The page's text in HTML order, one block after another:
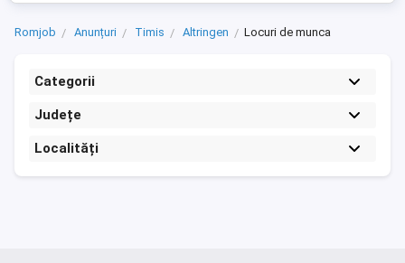
Romjob Anunțuri Timis Altringen Locuri de munca
Categorii
Județe
Localități